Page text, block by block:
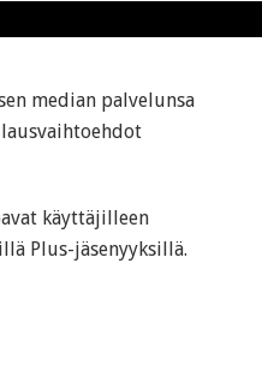
median palvelunsa
käyttäjilleen
Plus-jäsenyyksillä.